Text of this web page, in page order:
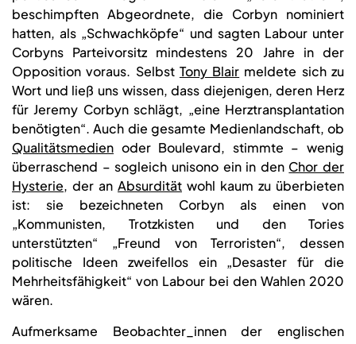
beschimpften Abgeordnete, die Corbyn nominiert
hatten, als „Schwachköpfe“ und sagten Labour unter
Corbyns Parteivorsitz mindestens 20 Jahre in der
Opposition voraus. Selbst Tony Blair meldete sich zu
Wort und ließ uns wissen, dass diejenigen, deren Herz
für Jeremy Corbyn schlägt, „eine Herztransplantation
benötigten“. Auch die gesamte Medienlandschaft, ob
Qualitätsmedien oder Boulevard, stimmte – wenig
überraschend – sogleich unisono ein in den Chor der
Hysterie, der an Absurdität wohl kaum zu überbieten
ist: sie bezeichneten Corbyn als einen von
„Kommunisten, Trotzkisten und den Tories
unterstützten“ „Freund von Terroristen“, dessen
politische Ideen zweifellos ein „Desaster für die
Mehrheitsfähigkeit“ von Labour bei den Wahlen 2020
wären.
Aufmerksame Beobachter_innen der englischen